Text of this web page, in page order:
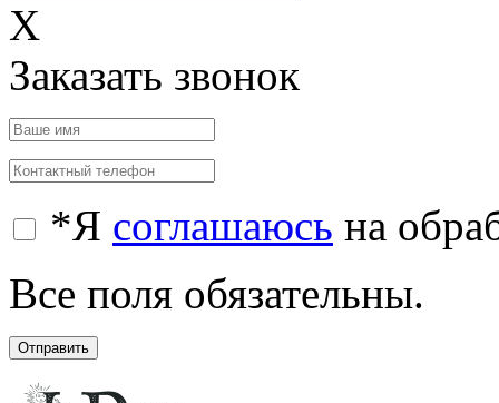
X
Заказать звонок
*Я соглашаюсь на
Все поля обязательны.
Отправить